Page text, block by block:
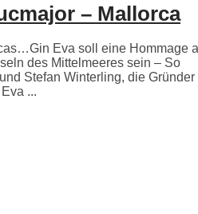
– Mallorca
Eva soll eine Hommage
des Mittelmeeres sein – So
Stefan Winterling, die Gründer
...